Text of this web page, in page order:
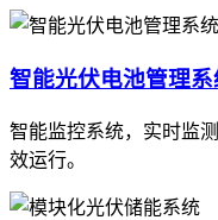
智能光伏电池管理系
智能监控系统，实时监
效运行。